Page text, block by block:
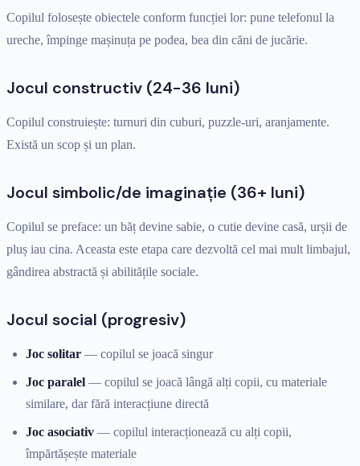
Copilul folosește obiectele conform funcției lor: pune telefonul la
ureche, împinge mașinuța pe podea, bea din căni de jucărie.
Jocul constructiv (24-36 luni)
Copilul construiește: turnuri din cuburi, puzzle-uri, aranjamente.
Există un scop și un plan.
Jocul simbolic/de imaginație (36+ luni)
Copilul se preface: un băț devine sabie, o cutie devine casă, urșii de
pluș iau cina. Aceasta este etapa care dezvoltă cel mai mult limbajul,
gândirea abstractă și abilitățile sociale.
Jocul social (progresiv)
Joc solitar — copilul se joacă singur
Joc paralel — copilul se joacă lângă alți copii, cu materiale
similare, dar fără interacțiune directă
Joc asociativ — copilul interacționează cu alți copii,
împărtășește materiale